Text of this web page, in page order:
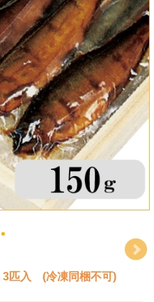
3匹入 (冷凍同梱不可)